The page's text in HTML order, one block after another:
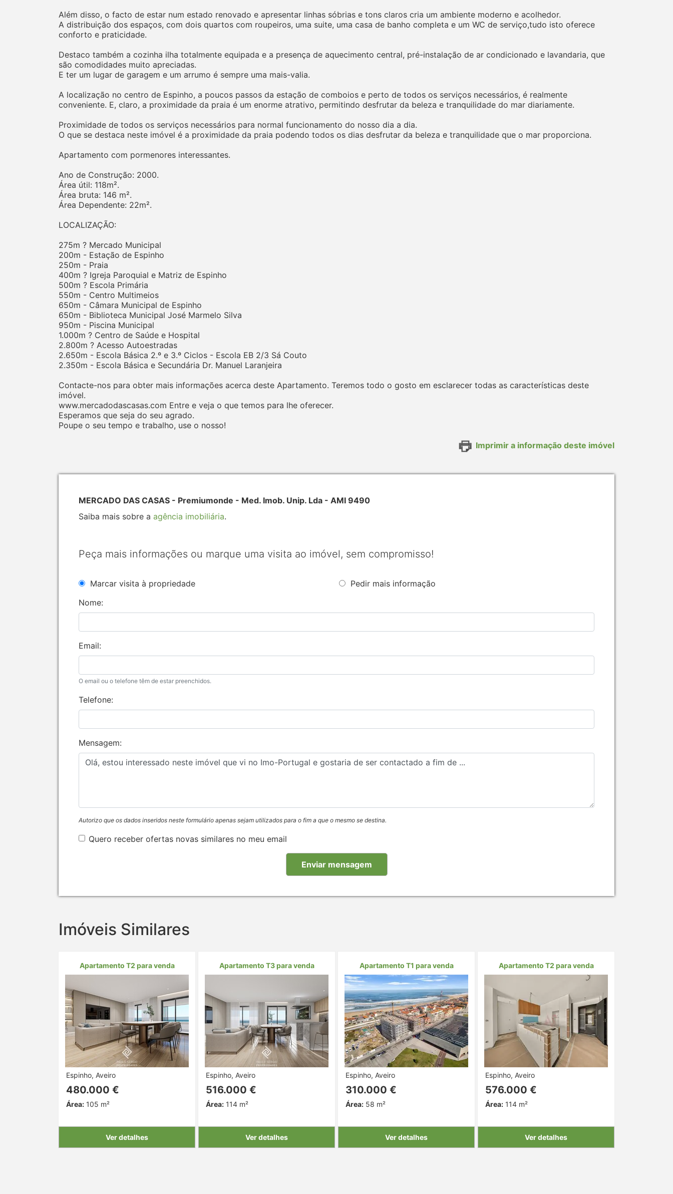
Além disso, o facto de estar num estado renovado e apresentar linhas sóbrias e tons claros cria um ambiente moderno e acolhedor.
A distribuição dos espaços, com dois quartos com roupeiros, uma suite, uma casa de banho completa e um WC de serviço,tudo isto oferece
conforto e praticidade.
Destaco também a cozinha ilha totalmente equipada e a presença de aquecimento central, pré-instalação de ar condicionado e lavandaria, que
são comodidades muito apreciadas.
E ter um lugar de garagem e um arrumo é sempre uma mais-valia.
A localização no centro de Espinho, a poucos passos da estação de comboios e perto de todos os serviços necessários, é realmente
conveniente. E, claro, a proximidade da praia é um enorme atrativo, permitindo desfrutar da beleza e tranquilidade do mar diariamente.
Proximidade de todos os serviços necessários para normal funcionamento do nosso dia a dia.
O que se destaca neste imóvel é a proximidade da praia podendo todos os dias desfrutar da beleza e tranquilidade que o mar proporciona.
Apartamento com pormenores interessantes.
Ano de Construção: 2000.
Área útil: 118m².
Área bruta: 146 m².
Área Dependente: 22m².
LOCALIZAÇÃO:
275m ? Mercado Municipal
200m - Estação de Espinho
250m - Praia
400m ? Igreja Paroquial e Matriz de Espinho
500m ? Escola Primária
550m - Centro Multimeios
650m - Câmara Municipal de Espinho
650m - Biblioteca Municipal José Marmelo Silva
950m - Piscina Municipal
1.000m ? Centro de Saúde e Hospital
2.800m ? Acesso Autoestradas
2.650m - Escola Básica 2.º e 3.º Ciclos - Escola EB 2/3 Sá Couto
2.350m - Escola Básica e Secundária Dr. Manuel Laranjeira
Contacte-nos para obter mais informações acerca deste Apartamento. Teremos todo o gosto em esclarecer todas as características deste
imóvel.
www.mercadodascasas.com Entre e veja o que temos para lhe oferecer.
Esperamos que seja do seu agrado.
Poupe o seu tempo e trabalho, use o nosso!
Imprimir a informação deste imóvel
MERCADO DAS CASAS - Premiumonde - Med. Imob. Unip. Lda - AMI 9490
Saiba mais sobre a agência imobiliária.
Peça mais informações ou marque uma visita ao imóvel, sem compromisso!
Marcar visita à propriedade
Pedir mais informação
Nome:
Email:
O email ou o telefone têm de estar preenchidos.
Telefone:
Mensagem:
Autorizo que os dados inseridos neste formulário apenas sejam utilizados para o fim a que o mesmo se destina.
Quero receber ofertas novas similares no meu email
Imóveis Similares
Apartamento T2 para venda
Espinho, Aveiro
480.000 €
Área: 105 m²
Ver detalhes
Apartamento T3 para venda
Espinho, Aveiro
516.000 €
Área: 114 m²
Ver detalhes
Apartamento T1 para venda
Espinho, Aveiro
310.000 €
Área: 58 m²
Ver detalhes
Apartamento T2 para venda
Espinho, Aveiro
576.000 €
Área: 114 m²
Ver detalhes